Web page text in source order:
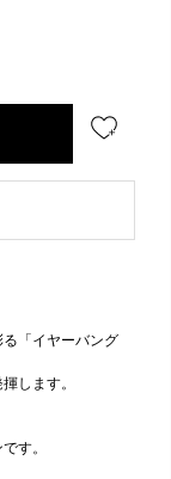
「イヤーバング
します。
す。